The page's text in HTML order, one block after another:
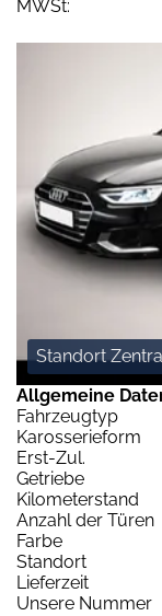
MWSt:
Standort
Allgemeine
Fahrzeugtyp
Karosserieform
Erst-Zul.
Getriebe
Kilometerstand
Anzahl der Türen
Farbe
Standort
Lieferzeit
Unsere Nummer